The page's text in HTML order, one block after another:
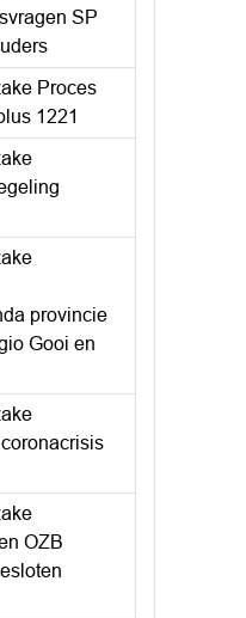
SP
Proces
1221
provincie
Gooi en
OZB